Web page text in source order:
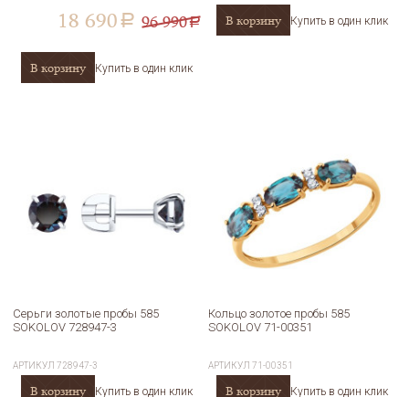
18 690 a 96 990a
В корзину Купить в один клик
В корзину Купить в один клик
Серьги золотые пробы 585
SOKOLOV 728947-3
АРТИКУЛ 728947-3
В корзину Купить в один клик
Кольцо золотое пробы 585
SOKOLOV 71-00351
АРТИКУЛ 71-00351
В корзину Купить в один клик